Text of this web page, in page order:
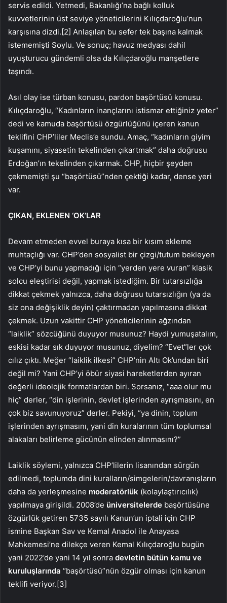
servis edildi. Yetmedi, Bakanlığı’na bağlı kolluk
kuvvetlerinin üst seviye yöneticilerini Kılıçdaroğlu’nun
karşısına dizdi.[2] Anlaşılan bu sefer tek başına kalmak
istememişti Soylu. Ve sonuç; havuz medyası dahil
uyuşturucu gündemli olsa da Kılıçdaroğlu manşetlere
taşındı.
Asıl olay ise türban konusu, pardon başörtüsü konusu.
Kılıçdaroğlu, “Kadınların inançlarını istismar ettiğiniz yeter”
dedi ve kamuda başörtüsü özgürlüğünü içeren kanun
teklifini CHP’liler Meclis’e sundu. Amaç, “kadınların giyim
kuşamını, siyasetin tekelinden çıkartmak” daha doğrusu
Erdoğan’ın tekelinden çıkarmak. CHP, hiçbir şeyden
çekmemişti şu “başörtüsü”nden çektiği kadar, dense yeri
var.
ÇIKAN, EKLENEN ‘OK’LAR
Devam etmeden evvel buraya kısa bir kısım ekleme
muhtaçlığı var. CHP’den sosyalist bir çizgi/tutum bekleyen
ve CHP’yi bunu yapmadığı için “yerden yere vuran” klasik
solcu eleştirisi değil, yapmak istediğim. Bir tutarsızlığa
dikkat çekmek yalnızca, daha doğrusu tutarsızlığın (ya da
siz ona değişiklik deyin) çaktırmadan yapılmasına dikkat
çekmek. Uzun vakittir CHP yöneticilerinin ağzından
“laiklik” sözcüğünü duyuyor musunuz? Haydi yumuşatalım,
eskisi kadar sık duyuyor musunuz, diyelim? “Evet”ler çok
cılız çıktı. Meğer “laiklik ilkesi” CHP’nin Altı Ok’undan biri
değil mi? Yani CHP’yi öbür siyasi hareketlerden ayıran
değerli ideolojik formatlardan biri. Sorsanız, “aaa olur mu
hiç” derler, “din işlerinin, devlet işlerinden ayrışmasını, en
çok biz savunuyoruz” derler. Pekiyi, “ya dinin, toplum
işlerinden ayrışmasını, yani din kuralarının tüm toplumsal
alakaları belirleme gücünün elinden alınmasını?”
Laiklik söylemi, yalnızca CHP’lilerin lisanından sürgün
edilmedi, toplumda dini kuralların/simgelerin/davranışların
daha da yerleşmesine moderatörlük (kolaylaştırıcılık)
yapılmaya girişildi. 2008’de üniversitelerde başörtüsüne
özgürlük getiren 5735 sayılı Kanun’un iptali için CHP
ismine Başkan Sav ve Kemal Anadol ile Anayasa
Mahkemesi’ne dilekçe veren Kemal Kılıçdaroğlu bugün
yani 2022’de yani 14 yıl sonra devletin bütün kamu ve
kuruluşlarında “başörtüsü”nün özgür olması için kanun
teklifi veriyor.[3]